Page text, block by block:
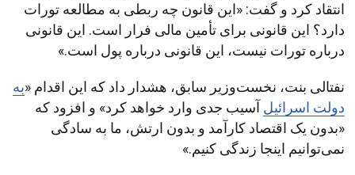
انتقاد کرد و گفت: «این قانون چه ربطی به مطالعه تورات
دارد؟ این قانونی برای تأمین مالی فرار است. این قانونی
درباره تورات نیست، این قانونی درباره پول است.»
نفتالی بنت، نخست‌وزیر سابق، هشدار داد که این اقدام «به
دولت اسرائیل آسیب جدی وارد خواهد کرد» و افزود که
«بدون یک اقتصاد کارآمد و بدون ارتش، ما به سادگی
نمی‌توانیم اینجا زندگی کنیم.»